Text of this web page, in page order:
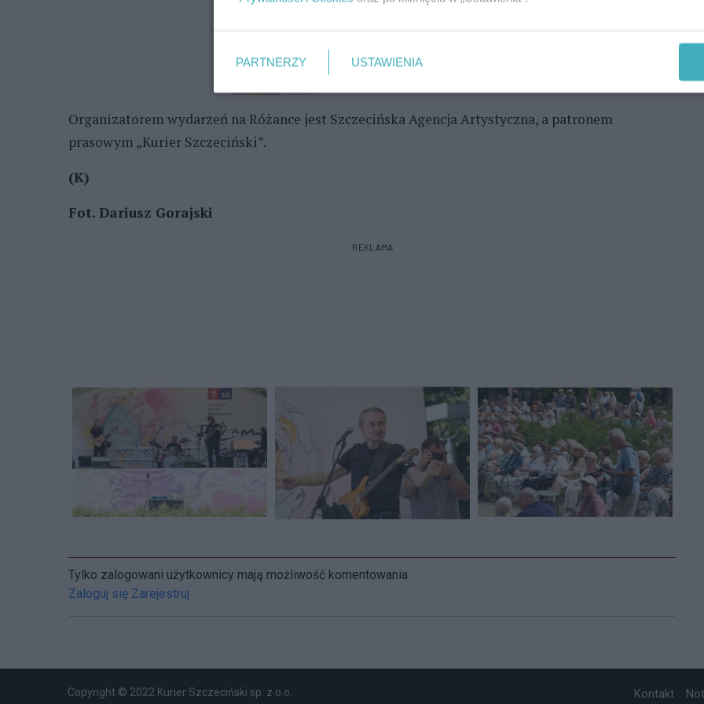
Organizatorem wydarzeń na Różance jest Szczecińska Agencja Artystyczna, a patronem
prasowym „Kurier Szczeciński”.
(K)
Fot. Dariusz Gorajski
REKLAMA
Tylko zalogowani użytkownicy mają możliwość komentowania
Zaloguj się Zarejestruj
Copyright © 2022 Kurier Szczeciński sp. z o.o.
Kontakt
PARTNERZY USTAWIENIA